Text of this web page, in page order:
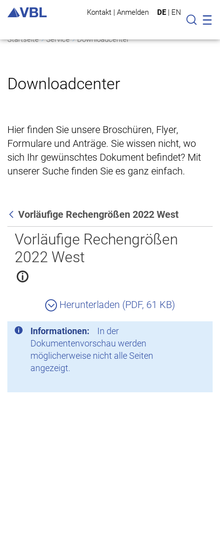
Kontakt | Anmelden DE | EN
Suche
Startseite Service Downloadcenter
Downloadcenter
Hier finden Sie unsere Broschüren, Flyer,
Formulare und Anträge. Sie wissen nicht, wo
sich Ihr gewünschtes Dokument befindet? Mit
unserer Suche finden Sie es ganz einfach.
Zurück
Vorläufige Rechengrößen 2022 West
Vorläufige Rechengrößen
2022 West
Herunterladen (PDF, 61 KB)
Informationen:
In der
Dokumentenvorschau werden
möglicherweise nicht alle Seiten
angezeigt.